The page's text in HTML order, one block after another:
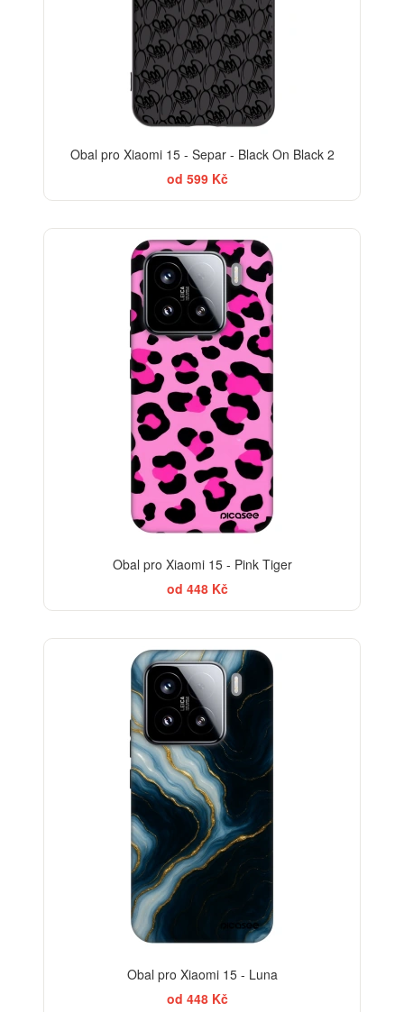
Obal pro Xiaomi 15 - Separ - Black On Black 2
od 599 Kč
Obal pro Xiaomi 15 - Pink Tiger
od 448 Kč
Obal pro Xiaomi 15 - Luna
od 448 Kč